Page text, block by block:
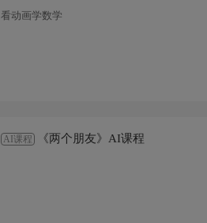
看动画学数学
AI课程 《两个朋友》AI课程